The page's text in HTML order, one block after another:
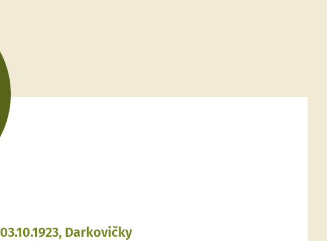
03.10.1923, Darkovičky